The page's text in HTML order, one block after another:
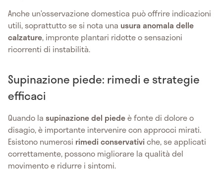
Anche un’osservazione domestica può offrire indicazioni
utili, soprattutto se si nota una usura anomala delle
calzature, impronte plantari ridotte o sensazioni
ricorrenti di instabilità.
Supinazione piede: rimedi e strategie
efficaci
Quando la supinazione del piedeè fonte di dolore o
disagio, è importante intervenire con approcci mirati.
Esistono numerosi rimedi conservativiche, se applicati
correttamente, possono migliorare la qualità del
movimento e ridurre i sintomi.